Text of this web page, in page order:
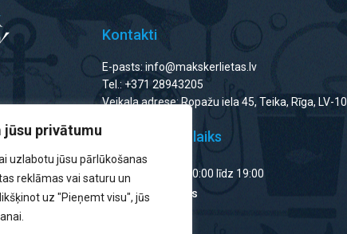
jūsu privātumu
uzlabotu jūsu pārlūkošanas
reklāmas vai saturu un
uz "Pieņemt visu", jūs
Kontakti
E-pasts: info@makskerlietas.lv
Tel.: +371 28943205
Veikala adrese: Ropažu iela 45, Teika, Rīga, LV-
Veikala darba laiks
Darba dienās no 10:00 līdz 19:00
Brīvdienās: Slēgts